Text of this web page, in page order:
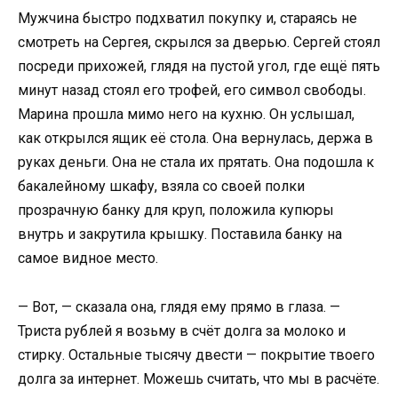
Мужчина быстро подхватил покупку и, стараясь не
смотреть на Сергея, скрылся за дверью. Сергей стоял
посреди прихожей, глядя на пустой угол, где ещё пять
минут назад стоял его трофей, его символ свободы.
Марина прошла мимо него на кухню. Он услышал,
как открылся ящик её стола. Она вернулась, держа в
руках деньги. Она не стала их прятать. Она подошла к
бакалейному шкафу, взяла со своей полки
прозрачную банку для круп, положила купюры
внутрь и закрутила крышку. Поставила банку на
самое видное место.
— Вот, — сказала она, глядя ему прямо в глаза. —
Триста рублей я возьму в счёт долга за молоко и
стирку. Остальные тысячу двести — покрытие твоего
долга за интернет. Можешь считать, что мы в расчёте.